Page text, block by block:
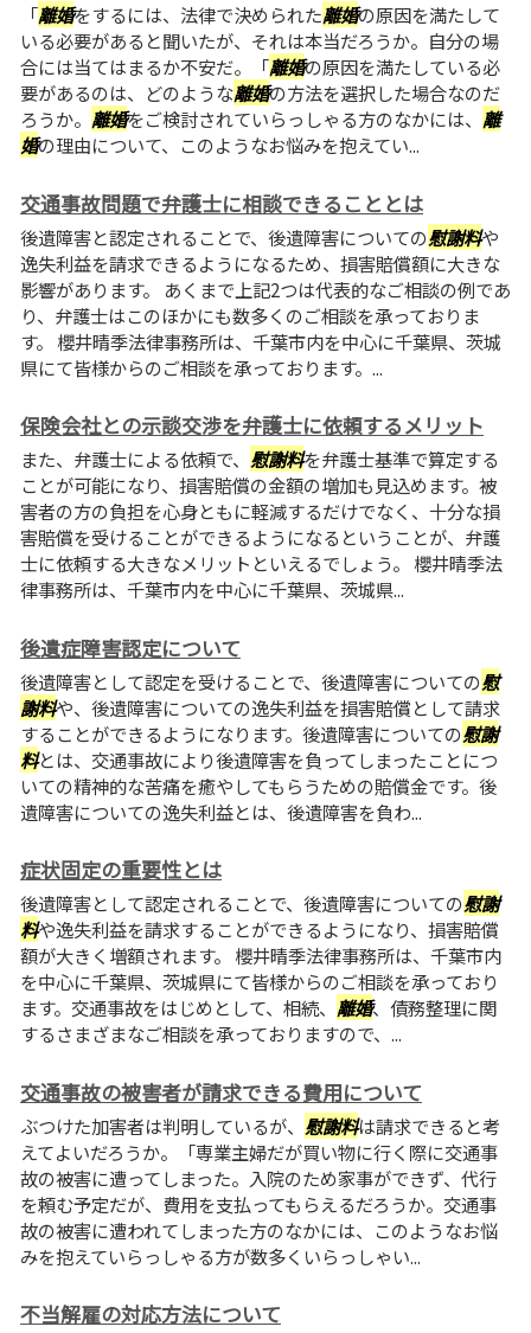
「離婚をするには、法律で決められた離婚の原因を満たして
いる必要があると聞いたが、それは本当だろうか。自分の場
合には当てはまるか不安だ。「離婚の原因を満たしている必
要があるのは、どのような離婚の方法を選択した場合なのだ
ろうか。 離婚をご検討されていらっしゃる方のなかには、 離
婚の理由について、このようなお悩みを抱えてい...
交通事故問題で弁護士に相談できることとは
後遺障害と認定されることで、後遺障害についての慰謝料や
逸失利益を請求できるようになるため、損害賠償額に大きな
影響があります。 あくまで上記2つは代表的なご相談の例であ
り、弁護士はこのほかにも数多くのご相談を承っておりま
す。 櫻井晴季法律事務所は、千葉市内を中心に千葉県、茨城
県にて皆様からのご相談を承っております。...
保険会社との示談交渉を弁護士に依頼するメリット
また、弁護士による依頼で、 慰謝料を弁護士基準で算定する
ことが可能になり、損害賠償の金額の増加も見込めます。被
害者の方の負担を心身ともに軽減するだけでなく、十分な損
害賠償を受けることができるようになるということが、弁護
士に依頼する大きなメリットといえるでしょう。 櫻井晴季法
律事務所は、千葉市内を中心に千葉県、茨城県...
後遺症障害認定について
後遺障害として認定を受けることで、後遺障害についての慰
謝料や、後遺障害についての逸失利益を損害賠償として請求
することができるようになります。後遺障害についての慰謝
料とは、交通事故により後遺障害を負ってしまったことにつ
いての精神的な苦痛を癒やしてもらうための賠償金です。後
遺障害についての逸失利益とは、後遺障害を負わ...
症状固定の重要性とは
後遺障害として認定されることで、後遺障害についての慰謝
料や逸失利益を請求することができるようになり、損害賠償
額が大きく増額されます。 櫻井晴季法律事務所は、千葉市内
を中心に千葉県、茨城県にて皆様からのご相談を承っており
ます。交通事故をはじめとして、相続、 離婚、債務整理に関
するさまざまなご相談を承っておりますので、...
交通事故の被害者が請求できる費用について
ぶつけた加害者は判明しているが、 慰謝料は請求できると考
えてよいだろうか。「専業主婦だが買い物に行く際に交通事
故の被害に遭ってしまった。入院のため家事ができず、代行
を頼む予定だが、費用を支払ってもらえるだろうか。交通事
故の被害に遭われてしまった方のなかには、このようなお悩
みを抱えていらっしゃる方が数多くいらっしゃい...
不当解雇の対応方法について